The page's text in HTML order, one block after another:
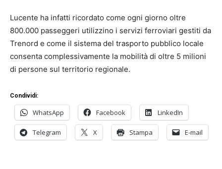
Lucente ha infatti ricordato come ogni giorno oltre
800.000 passeggeri utilizzino i servizi ferroviari gestiti da
Trenord e come il sistema del trasporto pubblico locale
consenta complessivamente la mobilità di oltre 5 milioni
di persone sul territorio regionale.
Condividi:
WhatsApp Facebook LinkedIn
Telegram X Stampa E-mail